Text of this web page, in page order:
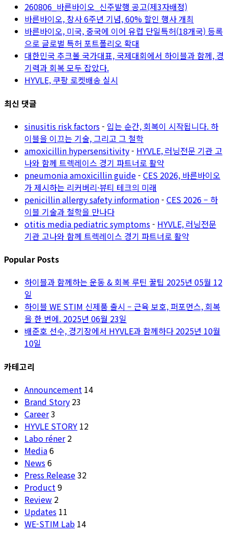
260806_바른바이오_신주발행 공고(제3자배정)
바른바이오, 창사 6주년 기념, 60% 할인 행사 개최
바른바이오, 미국, 중국에 이어 유럽 단일특허(18개국) 등록
으로 글로벌 특허 포트폴리오 확대
대한민국 추크볼 국가대표, 국제대회에서 하이블과 함께, 경
기력과 회복 모두 잡았다.
HYVLE, 쿠팡 로켓배송 실시
최신 댓글
sinusitis risk factors- 입는 순간, 회복이 시작됩니다. 하
이블을 이끄는 기술, 그리고 그 철학
amoxicillin hypersensitivity- HYVLE, 러닝전문 기관 고
나와 함께 트렉레이스 경기 파트너로 활약
pneumonia amoxicillin guide- CES 2026, 바른바이오
가 제시하는 리커버리·뷰티 테크의 미래
penicillin allergy safety information- CES 2026 – 하
이블 기술과 철학을 만나다
otitis media pediatric symptoms- HYVLE, 러닝전문
기관 고나와 함께 트렉레이스 경기 파트너로 활약
Popular Posts
하이블과 함께하는 운동 & 회복 루틴 꿀팁 2025년 05월 12
일
하이블 WE STIM 신제품 출시 – 근육 보호, 퍼포먼스, 회복
을 한 번에. 2025년 06월 23일
배준호 선수, 경기장에서 HYVLE과 함께하다 2025년 10월
10일
카테고리
Announcement 14
Brand Story 23
Career3
HYVLE STORY 12
Labo réner 2
Media6
News6
Press Release32
Product9
Review 2
Updates 11
WE-STIM Lab 14